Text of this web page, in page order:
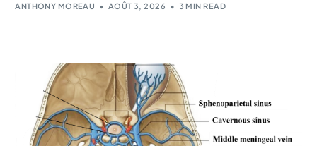
ANTHONY MOREAU AOÛT 3, 2026 3 MIN READ